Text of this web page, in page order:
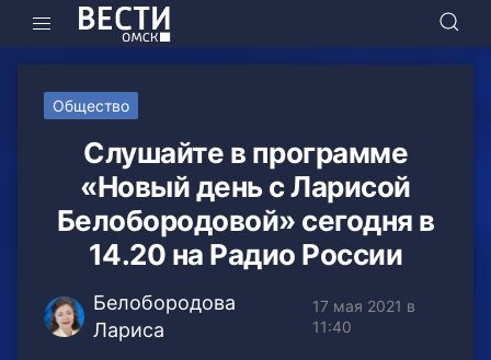
Общество
Слушайте в программе
«Новый день с Ларисой
Белобородовой» сегодня в
14.20 на Радио России
Белобородова
Лариса
17 мая 2021 в
11:40